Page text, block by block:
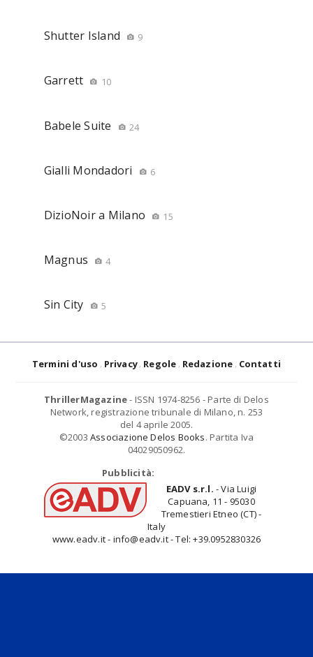
Shutter Island 9
Garrett 10
Babele Suite 24
Gialli Mondadori 6
DizioNoir a Milano 15
Magnus 4
Sin City 5
Termini d'uso Privacy Regole Redazione Contatti
ThrillerMagazine- ISSN 1974-8256 - Parte di Delos
Network, registrazione tribunale di Milano, n. 253
del 4 aprile 2005.
©2003 Associazione Delos Books. Partita Iva
04029050962.
Pubblicità:
EADV s.r.l. - Via Luigi
Capuana, 11 - 95030
Tremestieri Etneo (CT) -
Italy
www.eadv.it - info@eadv.it - Tel: +39.0952830326